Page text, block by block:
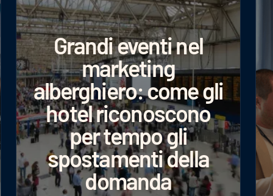
Grandi eventi nel
marketing
alberghiero: come gli
hotel riconoscono
per tempo gli
spostamenti della
domanda